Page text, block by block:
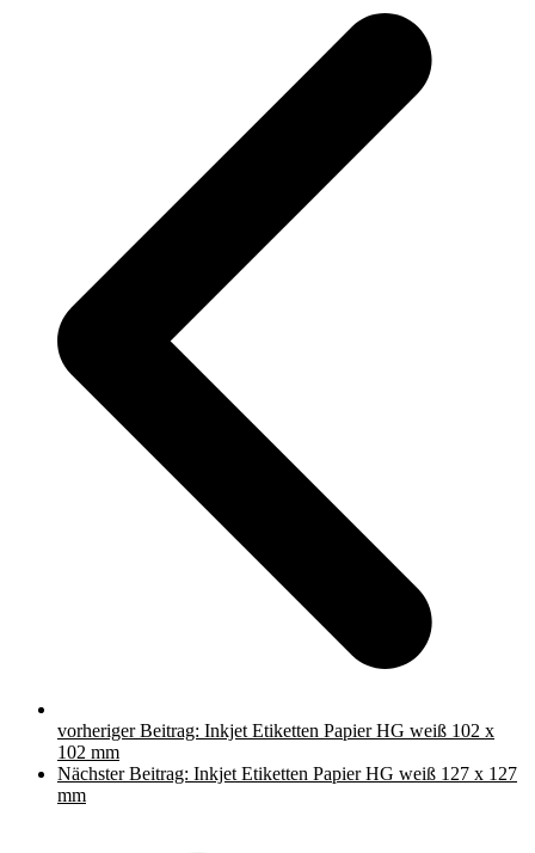
vorheriger Beitrag: Inkjet Etiketten Papier HG weiß 102 x
102 mm
Nächster Beitrag: Inkjet Etiketten Papier HG weiß 127 x 127
mm